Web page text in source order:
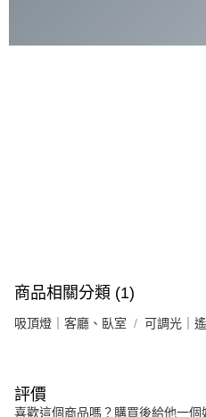
商品相關分類 (1)
吸頂燈｜客廳、臥室 可調光｜
評價
喜歡這個商品嗎？購買後給他一個